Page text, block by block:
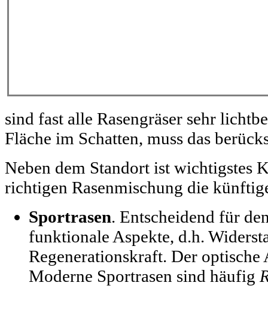
sind fast alle Rasengräser sehr
Fläche im Schatten, muss das
Neben dem Standort ist wichtigstes
richtigen Rasenmischung die
Sportrasen. Entscheidend für
funktionale Aspekte, d.h.
Regenerationskraft. Der
Moderne Sportrasen sind häufig